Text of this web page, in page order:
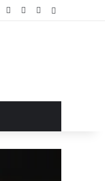
Facebook YouTubeInstagram